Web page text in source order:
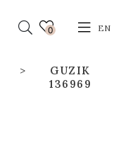
0 EN
GUZIK
136969